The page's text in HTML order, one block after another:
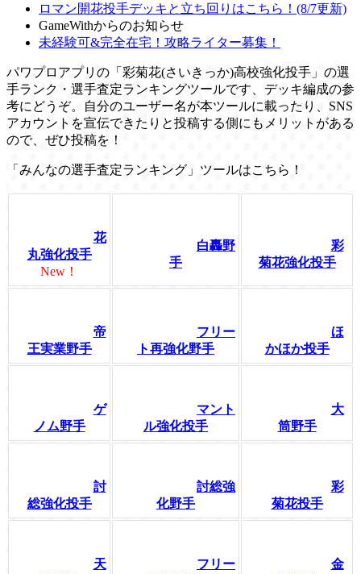
ロマン開花投手デッキと立ち回りはこちら！(8/7更新)
GameWithからのお知らせ
未経験可&完全在宅！攻略ライター募集！
パワプロアプリの「彩菊花(さいきっか)高校強化投手」の選
手ランク・選手査定ランキングツールです、デッキ編成の参
考にどうぞ。自分のユーザー名が本ツールに載ったり、SNS
アカウントを宣伝できたりと投稿する側にもメリットがある
ので、ぜひ投稿を！
「みんなの選手査定ランキング」ツールはこちら！
花
丸強化投手
New！
白轟野
手
彩
菊花強化投手
帝
王実業野手
フリー
ト再強化野手
ほ
かほか投手
ゲ
ノム野手
マント
ル強化投手
大
筒野手
討
総強化投手
討総強
化野手
彩
菊花投手
天
フリー
金